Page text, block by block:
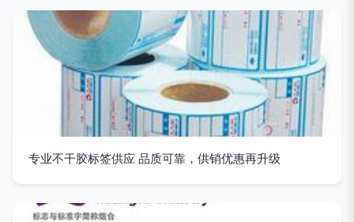
专业不干胶标签供应 品质可靠，供销优惠再升级